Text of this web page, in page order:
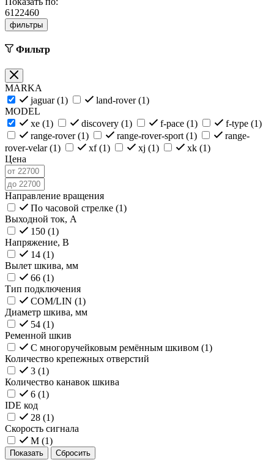
6122460
фильтры
Фильтр
MARKA
jaguar (1) land-rover (1)
MODEL
xe (1) discovery (1) f-pace (1) f-type (1)
range-rover (1) range-rover-sport (1)
range-
rover-velar (1) xf (1) xj (1) xk (1)
Цена
Направление вращения
По часовой стрелке (1)
Выходной ток, А
150 (1)
Напряжение, В
14 (1)
Вылет шкива, мм
66 (1)
Тип подключения
COM/LIN (1)
Диаметр шкива, мм
54 (1)
Ременной шкив
С многоручейковым ремённым шкивом (1)
Количество крепежных отверстий
3 (1)
Количество канавок шкива
6 (1)
IDE код
28 (1)
Скорость сигнала
M (1)